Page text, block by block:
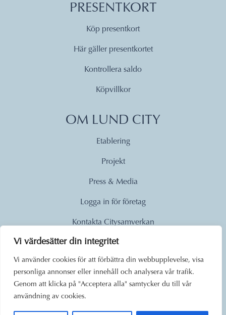
Vi värdesätter din integritet
Vi använder cookies för att förbättra din webbupplevelse, visa
personliga annonser eller innehåll och analysera vår trafik.
Genom att klicka på "Acceptera alla" samtycker du till vår
användning av cookies.
PRESENTKORT
Köp presentkort
Här gäller presentkortet
Kontrollera saldo
Köpvillkor
OM LUND CITY
Etablering
Projekt
Press & Media
Logga in för företag
Kontakta Citysamverkan
Lund City. Alla rättigheter
förbehållna.